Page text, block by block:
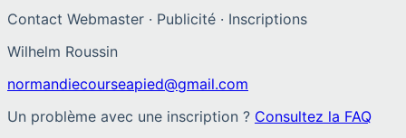
Contact Webmaster · Publicité · Inscriptions
Wilhelm Roussin
normandiecourseapied@gmail.com
Un problème avec une inscription ? Consultez la FAQ